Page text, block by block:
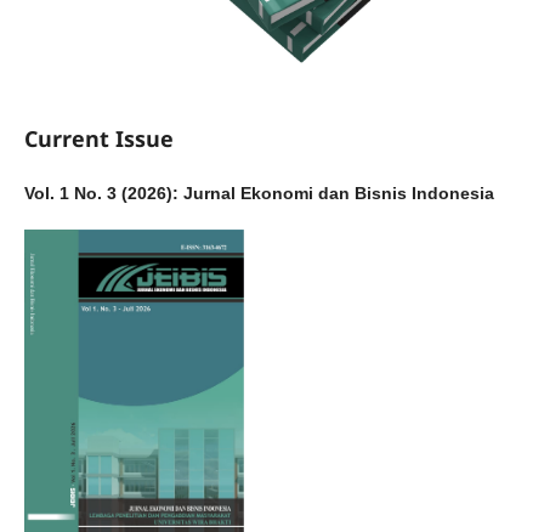
Current Issue
Vol. 1 No. 3 (2026): Jurnal Ekonomi dan Bisnis Indonesia